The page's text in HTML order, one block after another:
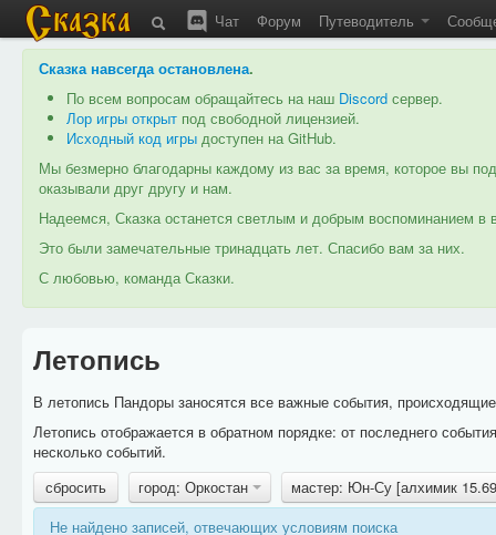
Чат Форум Путеводитель
Сказка навсегда остановлена.
По всем вопросам обращайтесь на наш Discord сервер.
Лор игры открыт под свободной лицензией.
Исходный код игры доступен на GitHub.
Мы безмерно благодарны каждому из вас за время, которое вы
оказывали друг другу и нам.
Надеемся, Сказка останется светлым и добрым воспоминанием
Это были замечательные тринадцать лет. Спасибо вам за них.
С любовью, команда Сказки.
Летопись
В летопись Пандоры заносятся все важные события,
Летопись отображается в обратном порядке: от последнего
несколько событий.
сбросить
город: Оркостан
мастер: Юн-Су [алхимик
Не найдено записей, отвечающих условиям поиска